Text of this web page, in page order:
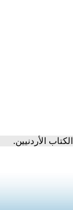
الأردنيين.